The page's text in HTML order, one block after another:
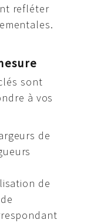
refléter
sont
à vos
de
de